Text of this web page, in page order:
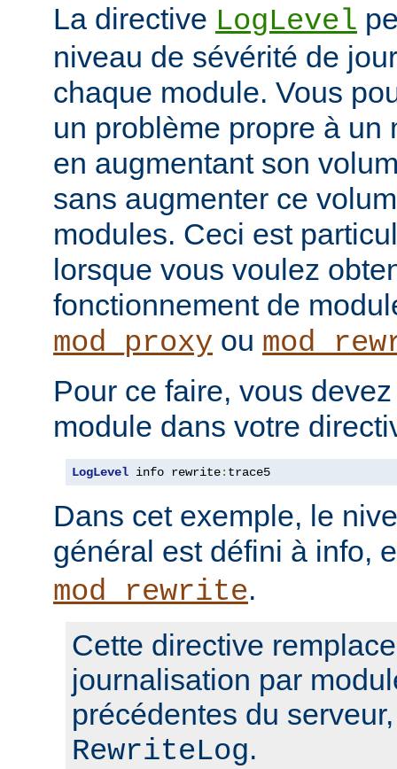
La directive LogLevel
niveau de sévérité de
chaque module. Vous
un problème propre à un
en augmentant son
sans augmenter ce
modules. Ceci est
lorsque vous voulez
fonctionnement de
mod_proxy ou
Pour ce faire, vous
module dans votre
LogLevel info rewrite: trace5
Dans cet exemple, le
général est défini à info,
mod_rewrite.
Cette directive
journalisation par
précédentes du
RewriteLog.